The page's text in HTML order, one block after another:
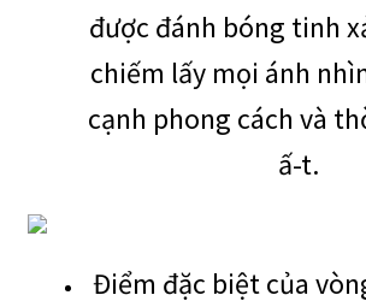
được đánh bóng tinh
chiếm lấy mọi ánh
cạnh phong cách và
ấ-t.
Điểm đặc biệt của